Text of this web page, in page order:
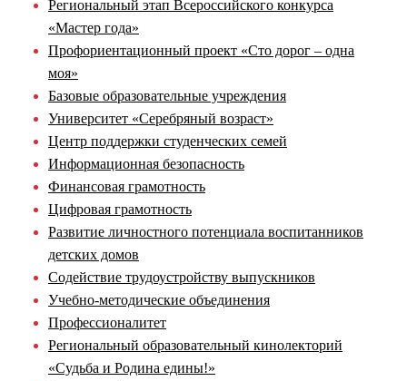
Региональный этап Всероссийского конкурса
«Мастер года»
Профориентационный проект «Сто дорог – одна
моя»
Базовые образовательные учреждения
Университет «Серебряный возраст»
Центр поддержки студенческих семей
Информационная безопасность
Финансовая грамотность
Цифровая грамотность
Развитие личностного потенциала воспитанников
детских домов
Содействие трудоустройству выпускников
Учебно-методические объединения
Профессионалитет
Региональный образовательный кинолекторий
«Судьба и Родина едины!»